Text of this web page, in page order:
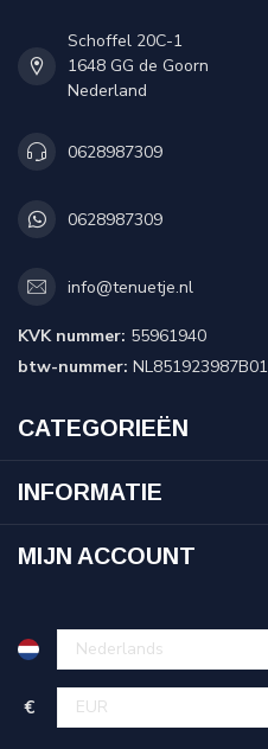
Schoffel 20C-1
1648 GG de Goorn
Nederland
0628987309
0628987309
info@tenuetje.nl
KVK nummer: 55961940
btw-nummer: NL851923987B01
CATEGORIEËN
INFORMATIE
MIJN ACCOUNT
€